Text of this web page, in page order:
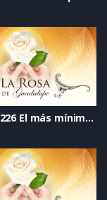
Capítulo 226 El más mínimo error